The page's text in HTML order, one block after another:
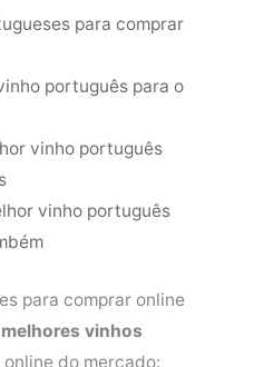
para comprar
português para o
vinho português
vinho português
para comprar online
melhores vinhos
do mercado: